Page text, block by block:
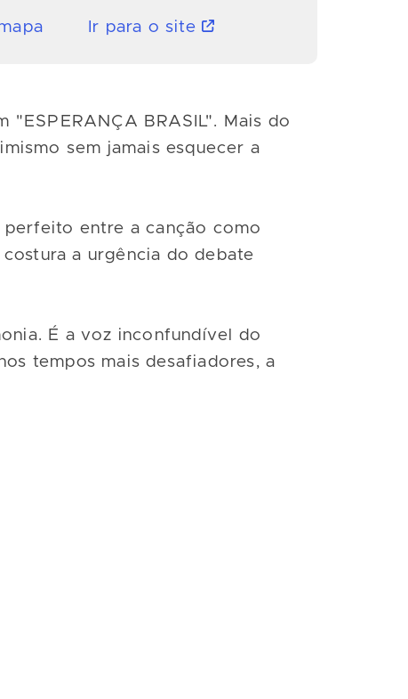
Ir para o site
BRASIL". Mais do
sem jamais esquecer a
entre a canção como
a urgência do debate
É a voz inconfundível do
tempos mais desafiadores, a